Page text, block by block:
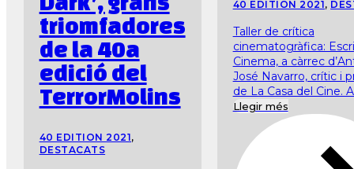
triomfadores
de la 40a
edició del
TerrorMolins
40 EDITION 2021,
DESTACATS
40 EDITION 2021,
Taller de crítica
cinematogràfica:
Cinema, a càrrec
José Navarro, crític i
de La Casa del Cine.
Llegir més